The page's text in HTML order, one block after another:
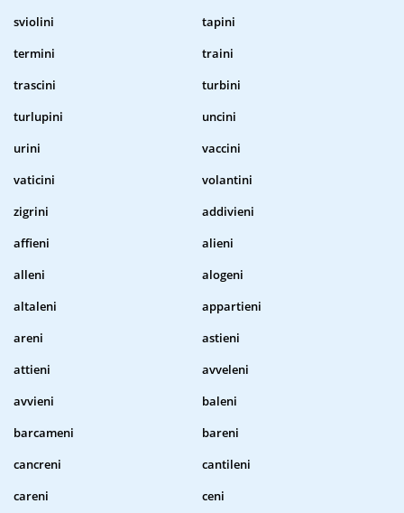
sviolini
tapini
termini
traini
trascini
turbini
turlupini
uncini
urini
vaccini
vaticini
volantini
zigrini
addivieni
affieni
alieni
alleni
alogeni
altaleni
appartieni
areni
astieni
attieni
avveleni
avvieni
baleni
barcameni
bareni
cancreni
cantileni
careni
ceni